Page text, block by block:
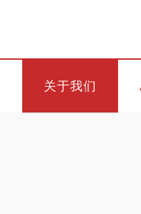
关于我们